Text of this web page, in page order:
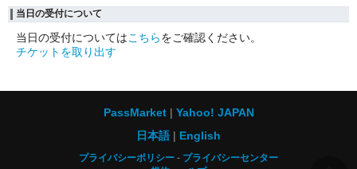
当日の受付について
当日の受付についてはこちらをご確認ください。
チケットを取り出す
PassMarket
Yahoo! JAPAN
日本語
English
プライバシーポリシー
プライバシーセンター